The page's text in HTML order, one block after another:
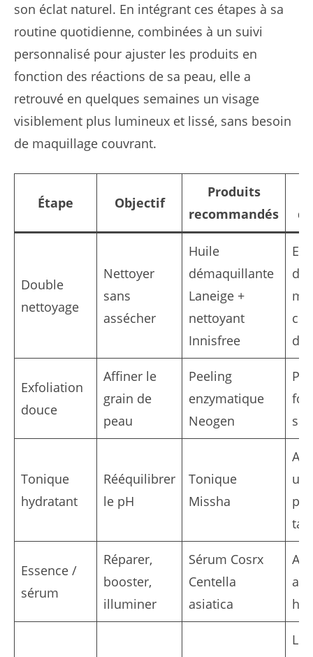
son éclat naturel. En intégrant ces étapes à sa
routine quotidienne, combinées à un suivi
personnalisé pour ajuster les produits en
fonction des réactions de sa peau, elle a
retrouvé en quelques semaines un visage
visiblement plus lumineux et lissé, sans besoin
de maquillage couvrant.
Étape Objectif
Produits
recommandés
Double
nettoyage
Nettoyer
sans
assécher
Huile
démaquillante
Laneige +
nettoyant
Innisfree
des
Exfoliation
douce
Affiner le
grain de
peau
Peeling
enzymatique
Neogen
Tonique
hydratant
Rééquilibrer
le pH
Tonique
Missha
un
par
Essence /
sérum
Réparer,
booster,
illuminer
Sérum Cosrx
Centella
asiatica